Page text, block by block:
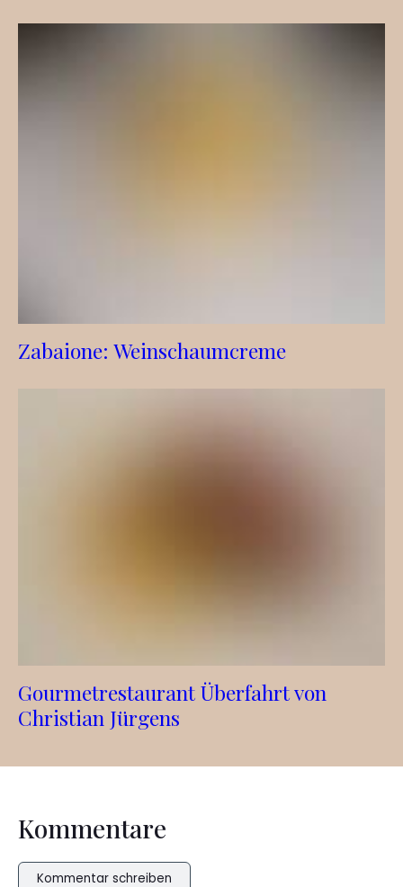
Zabaione: Weinschaumcreme
Gourmetrestaurant Überfahrt von
Christian Jürgens
Kommentare
Kommentar schreiben